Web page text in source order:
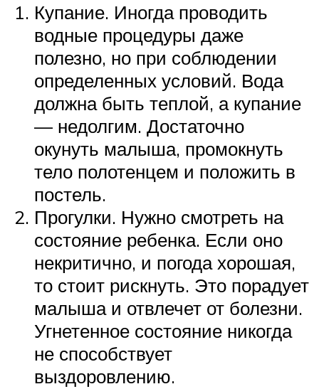
Купание. Иногда проводить
водные процедуры даже
полезно, но при соблюдении
определенных условий. Вода
должна быть теплой, а купание
— недолгим. Достаточно
окунуть малыша, промокнуть
тело полотенцем и положить в
постель.
Прогулки. Нужно смотреть на
состояние ребенка. Если оно
некритично, и погода хорошая,
то стоит рискнуть. Это порадует
малыша и отвлечет от болезни.
Угнетенное состояние никогда
не способствует
выздоровлению.